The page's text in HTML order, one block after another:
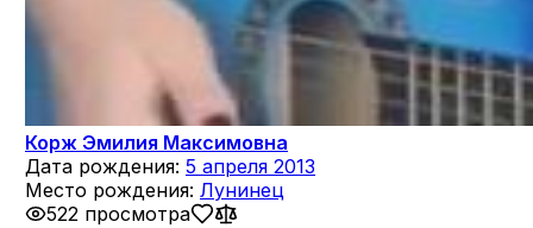
Корж Эмилия Максимовна
Дата рождения: 5 апреля 2013
Место рождения: Лунинец
522 просмотра